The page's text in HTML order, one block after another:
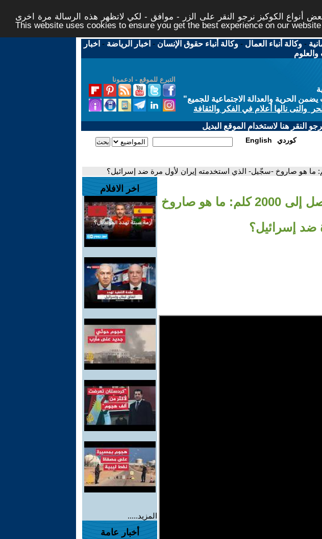
أنواع الكوكيز نرجو النقر على الزر - موافق - لكي لاتظهر هذه الرسالة مرة اخرى -
This website uses cookies to ensure you get the best experience on our website
-وكالة أنباء العمال -وكالة أنباء حقوق الإنسان - اخبار الرياضة - اخبار
والعلوم
التبرع للموقع - ادعمونا
الحرية والعدالة الاجتماعية للجميع"
والتى نالها أعلام في الفكر والثقافة
النقر هنا لاستخدام الموقع البديل
English كوردي
- وزنه يفوق طنين ومداه يصل إلى 2000 كلم: ما هو صاروخ
ضد إسرائيل؟
اخر الافلام
المزيد.....
أخبار عامة